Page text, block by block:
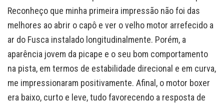
Reconheço que minha primeira impressão não foi das
melhores ao abrir o capô e ver o velho motor arrefecido a
ar do Fusca instalado longitudinalmente. Porém, a
aparência jovem da picape e o seu bom comportamento
na pista, em termos de estabilidade direcional e em curva,
me impressionaram positivamente. Afinal, o motor boxer
era baixo, curto e leve, tudo favorecendo a resposta de